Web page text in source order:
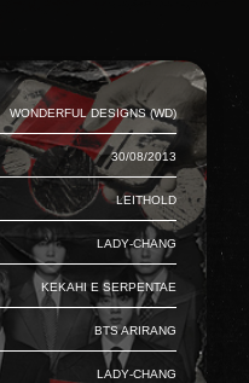
Wonderful Designs (WD)
30/08/2013
Leithold
Lady-Chang
Kekahi e Serpentae
BTS Arirang
Lady-Chang